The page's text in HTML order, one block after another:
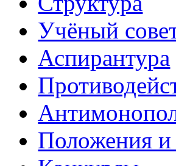
Учёный
Аспирантура
Положения и